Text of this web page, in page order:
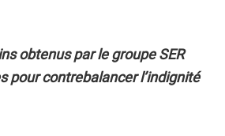
obtenus par le groupe SER
pour contrebalancer l’indignité